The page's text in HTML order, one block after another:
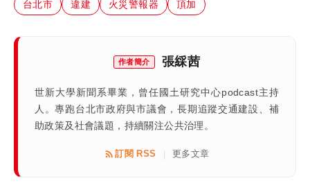
台北市 違建 火災警報器 頂加
作者簡介 張綵茜
世新大學新聞系畢業，曾任國土研究中心podcast主持
人。專跑台北市政府與市議會，長期追蹤交通建設、補
助政策及社會議題，持續關注公共治理。
訂閱 RSS | 更多文章